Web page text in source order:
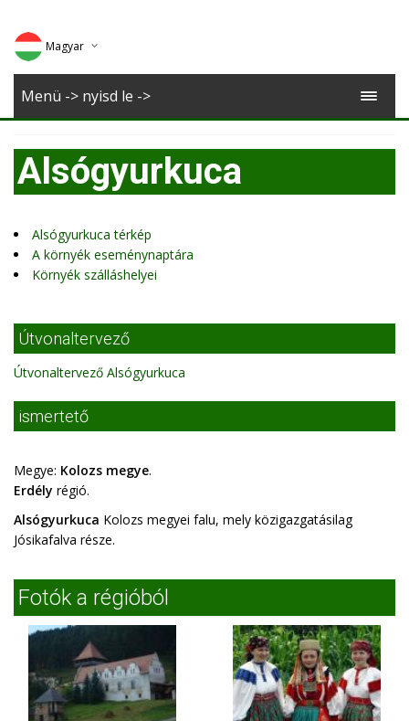
Magyar
Deutsch
Romana
Menü -> nyisd le ->
Alsógyurkuca
Alsógyurkuca térkép
A környék eseménynaptára
Környék szálláshelyei
Útvonaltervező
Útvonaltervező Alsógyurkuca
ismertető
Megye: Kolozs megye.
Erdély régió.
Alsógyurkuca Kolozs megyei falu, mely közigazgatásilag
Jósikafalva része.
Fotók a régióból